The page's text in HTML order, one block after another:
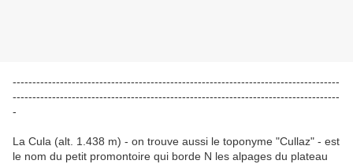
-----------------------------------------------------------------------------------
-----------------------------------------------------------------------------------
-
La Cula (alt. 1.438 m) - on trouve aussi le toponyme "Cullaz" - est
le nom du petit promontoire qui borde N les alpages du plateau